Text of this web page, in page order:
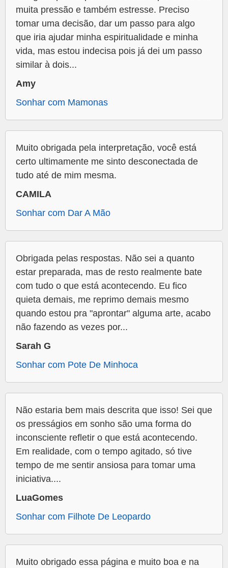
muita pressão e também estresse. Preciso
tomar uma decisão, dar um passo para algo
que iria ajudar minha espiritualidade e minha
vida, mas estou indecisa pois já dei um passo
similar à dois...
Amy
Sonhar com Mamonas
Muito obrigada pela interpretação, você está
certo ultimamente me sinto desconectada de
tudo até de mim mesma.
CAMILA
Sonhar com Dar A Mão
Obrigada pelas respostas. Não sei a quanto
estar preparada, mas de resto realmente bate
com tudo o que está acontecendo. Eu fico
quieta demais, me reprimo demais mesmo
quando estou pra "aprontar" alguma arte, acabo
não fazendo as vezes por...
Sarah G
Sonhar com Pote De Minhoca
Não estaria bem mais descrita que isso! Sei que
os presságios em sonho são uma forma do
inconsciente refletir o que está acontecendo.
Em realidade, com o tempo agitado, só tive
tempo de me sentir ansiosa para tomar uma
iniciativa....
LuaGomes
Sonhar com Filhote De Leopardo
Muito obrigado essa página e muito boa e na